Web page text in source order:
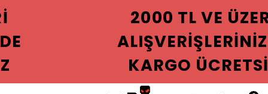
2000 TL VE ÜZERI
ALIŞVERIŞLERINIZDE
KARGO ÜCRETSIZ